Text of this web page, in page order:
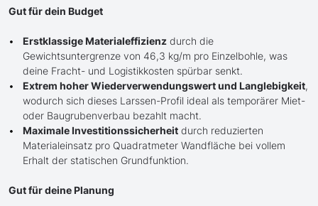
Gut für dein Budget
Erstklassige Materialeffizienz durch die
Gewichtsuntergrenze von 46,3 kg/m pro Einzelbohle, was
deine Fracht- und Logistikkosten spürbar senkt.
Extrem hoher Wiederverwendungswert und Langlebigkeit,
wodurch sich dieses Larssen-Profil ideal als temporärer Miet-
oder Baugrubenverbau bezahlt macht.
Maximale Investitionssicherheit durch reduzierten
Materialeinsatz pro Quadratmeter Wandfläche bei vollem
Erhalt der statischen Grundfunktion.
Gut für deine Planung